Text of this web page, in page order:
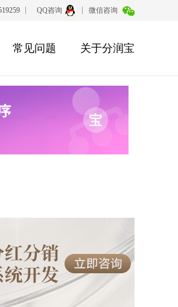
QQ咨询 微信咨询
常见问题 关于分润宝